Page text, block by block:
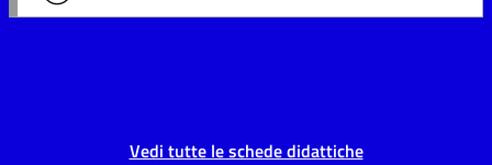
Vedi tutte le schede didattiche